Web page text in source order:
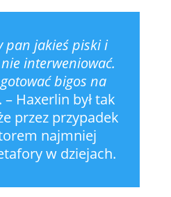
pan jakieś piski i
interweniować.
bigos na
. – Haxerlin był tak
przez przypadek
najmniej
w dziejach.